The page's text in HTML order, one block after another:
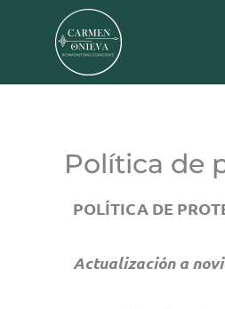
contenido
Política de
POLÍTICA DE
Actualización a